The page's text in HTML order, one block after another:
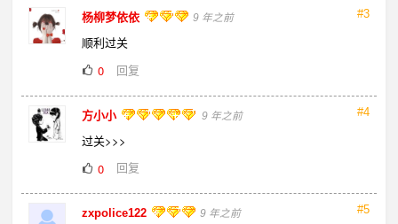
#3
杨柳梦依依 9 年之前
顺利过关
0
回复
#4
方小小 9 年之前
过关>>>
0
回复
#5
zxpolice122 9 年之前